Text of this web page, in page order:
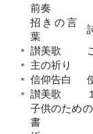
前奏
招きの言
葉
＊ 讃美歌
＊ 主の祈り
＊ 信仰告白
＊ 讃美歌
子供のため
書